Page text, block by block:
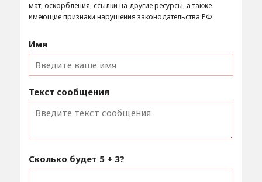
мат, оскорбления, ссылки на другие ресурсы, а также
имеющие признаки нарушения законодательства РФ.
Имя
Текст сообщения
Сколько будет 5 + 3?